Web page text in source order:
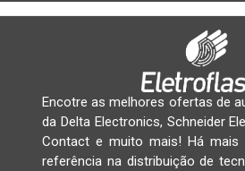
Encotre as melhores ofertas de
da Delta Electronics, Schneider
Contact e muito mais! Há mais
referência na distribuição de